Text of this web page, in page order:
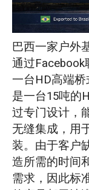
技术支持
项目成功：
合规范的
巴西一家户外
通过Facebook
一台HD高端
是一台15吨的
过专门设计，
无缝集成，用
装。由于客户
造所需的时间
需求，因此标